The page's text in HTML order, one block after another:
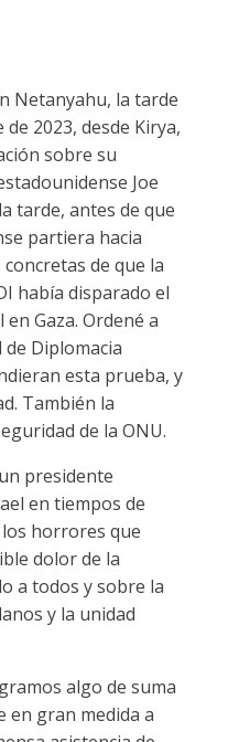
Netanyahu, la tarde
2023, desde Kirya,
sobre su
Joe
tarde, antes de que
partiera hacia
de que la
había disparado el
Gaza. Ordené a
Diplomacia
esta prueba, y
También la
de la ONU.
presidente
en tiempos de
horrores que
dolor de la
a todos y sobre la
y la unidad
algo de suma
en gran medida a